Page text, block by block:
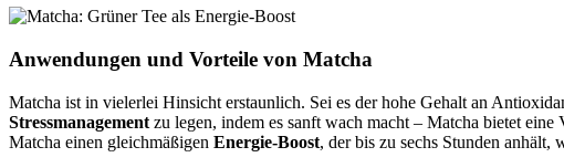
Anwendungen und Vorteile von Matcha
Matcha ist in vielerlei Hinsicht erstaunlich. Sei es der hohe Gehalt an
Stressmanagement zu legen, indem es sanft wach macht – Matcha bietet eine
Matcha einen gleichmäßigen Energie-Boost, der bis zu sechs Stunden